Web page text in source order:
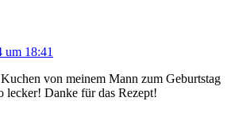
um 18:41
von meinem Mann zum Geburtstag
lecker! Danke für das Rezept!